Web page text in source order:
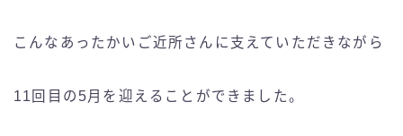
こんなあったかいご近所さんに支えていただきながら
11回目の5月を迎えることができました。